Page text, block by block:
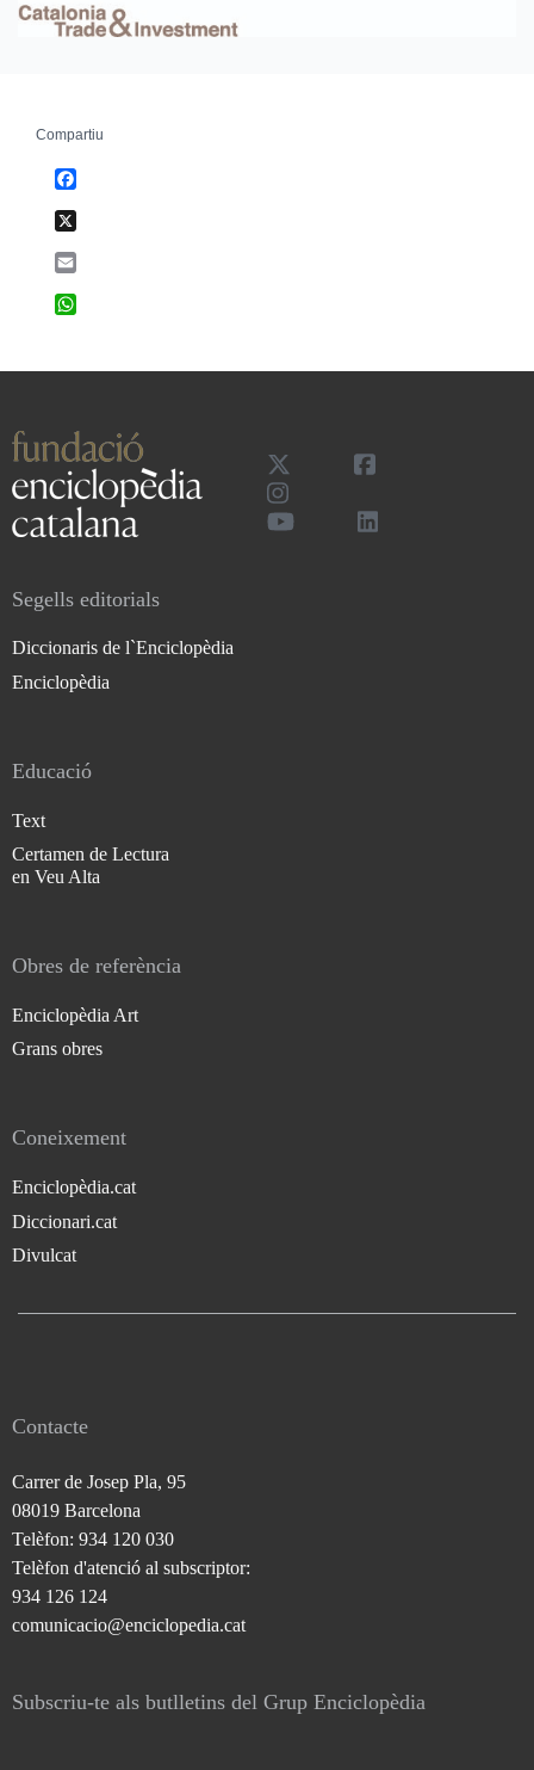
Compartiu
Segells editorials
Diccionaris de l`Enciclopèdia
Enciclopèdia
Educació
Text
Certamen de Lectura
en Veu Alta
Obres de referència
Enciclopèdia Art
Grans obres
Coneixement
Enciclopèdia.cat
Diccionari.cat
Divulcat
Contacte
Carrer de Josep Pla, 95
08019 Barcelona
Telèfon: 934 120 030
Telèfon d'atenció al subscriptor:
934 126 124
comunicacio@enciclopedia.cat
Subscriu-te als butlletins del Grup Enciclopèdia